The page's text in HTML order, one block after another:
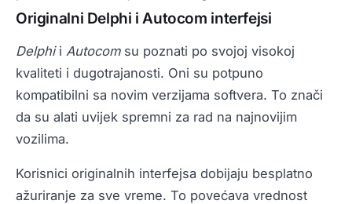
Originalni Delphi i Autocom interfejsi
Delphii Autocomsu poznati po svojoj visokoj
kvaliteti i dugotrajanosti. Oni su potpuno
kompatibilni sa novim verzijama softvera. To znači
da su alati uvijek spremni za rad na najnovijim
vozilima.
Korisnici originalnih interfejsa dobijaju besplatno
ažuriranje za sve vreme. To povećava vrednost